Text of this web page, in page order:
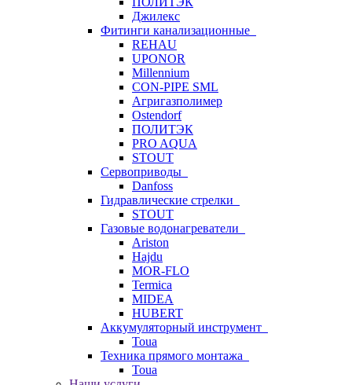
Джилекс
Фитинги канализационные
REHAU
UPONOR
Millennium
CON-PIPE SML
Агригазполимер
Ostendorf
ПОЛИТЭК
PRO AQUA
STOUT
Сервоприводы
Danfoss
Гидравлические стрелки
STOUT
Газовые водонагреватели
Ariston
Hajdu
MOR-FLO
Termica
MIDEA
HUBERT
Аккумуляторный инструмент
Toua
Техника прямого монтажа
Toua